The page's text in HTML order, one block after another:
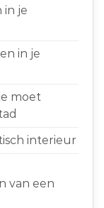
in je
in je
moet
interieur
van een